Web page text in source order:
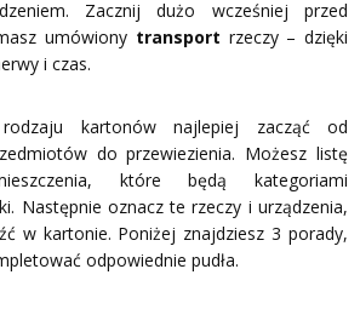
Zacznij dużo wcześniej przed
umówiony transport rzeczy – dzięki
i czas.
kartonów najlepiej zacząć od
do przewiezienia. Możesz listę
które będą kategoriami
Następnie oznacz te rzeczy i urządzenia,
w kartonie. Poniżej znajdziesz 3 porady,
odpowiednie pudła.